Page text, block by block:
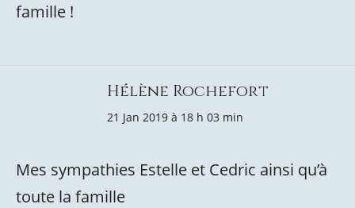
famille !
Hélène Rochefort
21 Jan 2019 à 18 h 03 min
Mes sympathies Estelle et Cedric ainsi qu’à
toute la famille